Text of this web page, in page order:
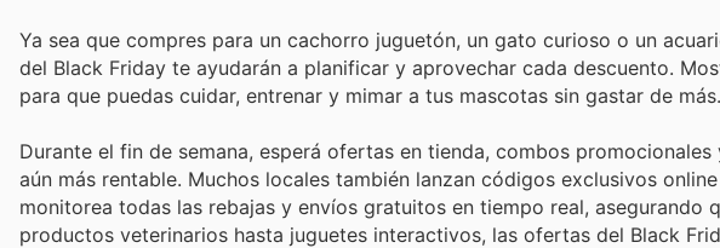
Ya sea que compres para un cachorro juguetón, un gato curioso o un
del Black Friday te ayudarán a planificar y aprovechar cada descuento.
para que puedas cuidar, entrenar y mimar a tus mascotas sin gastar de más.
Durante el fin de semana, esperá ofertas en tienda, combos
aún más rentable. Muchos locales también lanzan códigos exclusivos
monitorea todas las rebajas y envíos gratuitos en tiempo real, asegurando
productos veterinarios hasta juguetes interactivos, las ofertas del Black